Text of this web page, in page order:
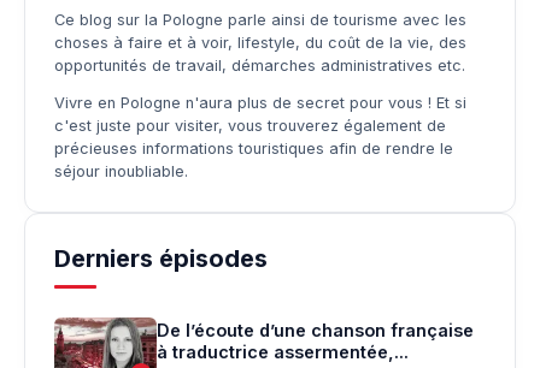
Ce blog sur la Pologne parle ainsi de tourisme avec les
choses à faire et à voir, lifestyle, du coût de la vie, des
opportunités de travail, démarches administratives etc.
Vivre en Pologne n'aura plus de secret pour vous ! Et si
c'est juste pour visiter, vous trouverez également de
précieuses informations touristiques afin de rendre le
séjour inoubliable.
Derniers épisodes
De l’écoute d’une chanson française
à traductrice assermentée,...